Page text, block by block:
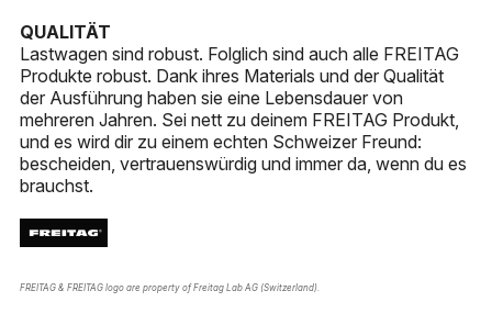
QUALITÄT
Lastwagen sind robust. Folglich sind auch alle FREITAG
Produkte robust. Dank ihres Materials und der Qualität
der Ausführung haben sie eine Lebensdauer von
mehreren Jahren. Sei nett zu deinem FREITAG Produkt,
und es wird dir zu einem echten Schweizer Freund:
bescheiden, vertrauenswürdig und immer da, wenn du es
brauchst.
FREITAG & FREITAG logo are property of Freitag Lab AG (Switzerland).